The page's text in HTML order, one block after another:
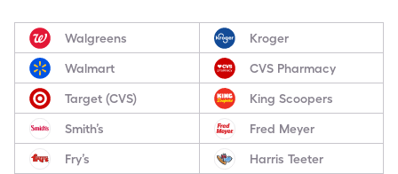
Walgreens Kroger
Walmart CVS Pharmacy
Target (CVS) King Scoopers
Smith’s Fred Meyer
Fry’s Harris Teeter